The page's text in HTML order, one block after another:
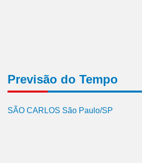
Previsão do Tempo
SÃO CARLOS São Paulo/SP